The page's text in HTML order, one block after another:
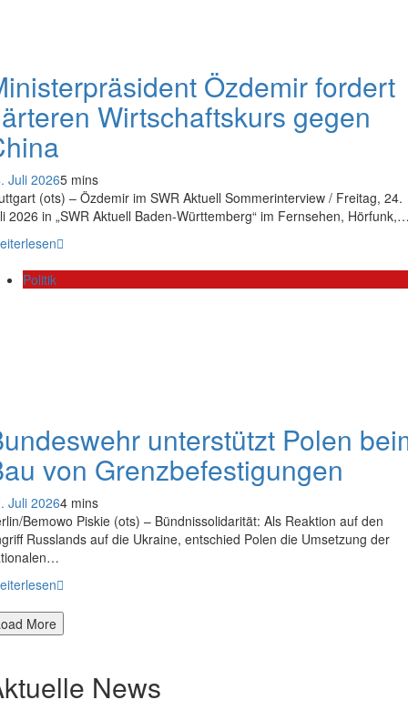
Özdemir fordert
Wirtschaftskurs gegen
Juli 20265 mins
(ots) – Özdemir im SWR Aktuell Sommerinterview / Freitag, 24.
2026 in „SWR Aktuell Baden-Württemberg“ im Fernsehen,
Politik
unterstützt Polen
von Grenzbefestigungen
Juli 20264 mins
Bemowo Piskie (ots) – Bündnissolidarität: Als Reaktion auf den
Russlands auf die Ukraine, entschied Polen die Umsetzung der
More
News